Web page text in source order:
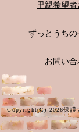
里親希望
ずっとうちの
お問い
Copyright(C) 2026保護